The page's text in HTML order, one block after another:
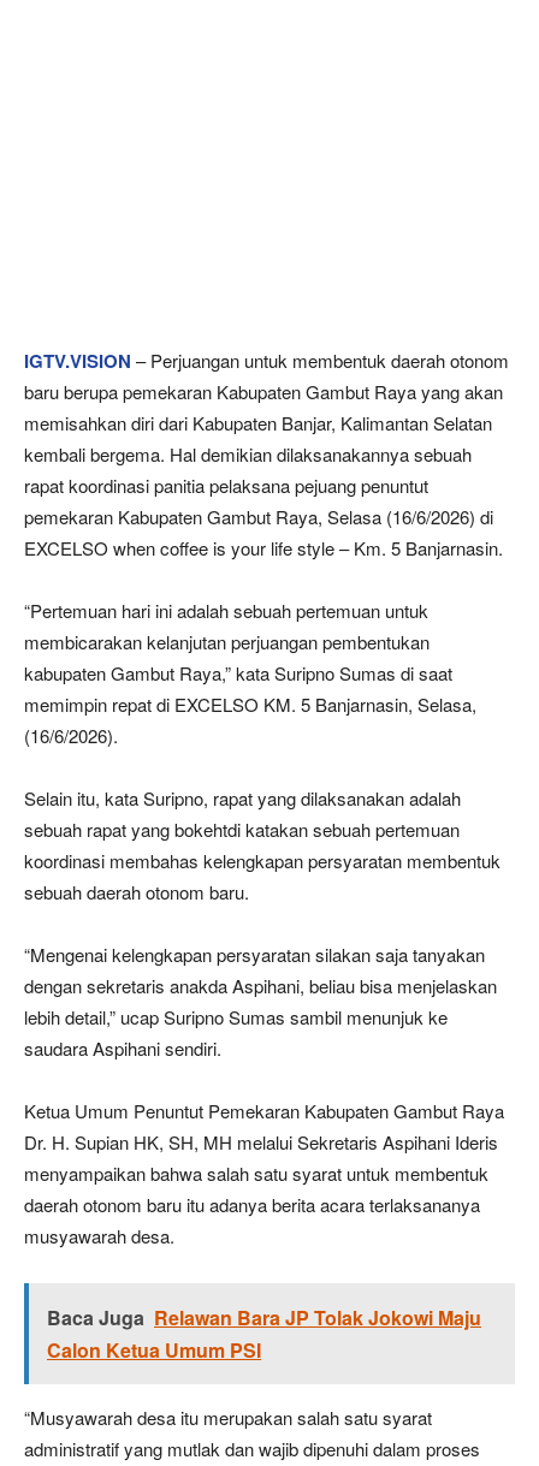
IGTV.VISION – Perjuangan untuk membentuk daerah otonom
baru berupa pemekaran Kabupaten Gambut Raya yang akan
memisahkan diri dari Kabupaten Banjar, Kalimantan Selatan
kembali bergema. Hal demikian dilaksanakannya sebuah
rapat koordinasi panitia pelaksana pejuang penuntut
pemekaran Kabupaten Gambut Raya, Selasa (16/6/2026) di
EXCELSO when coffee is your life style – Km. 5 Banjarnasin.
“Pertemuan hari ini adalah sebuah pertemuan untuk
membicarakan kelanjutan perjuangan pembentukan
kabupaten Gambut Raya,” kata Suripno Sumas di saat
memimpin repat di EXCELSO KM. 5 Banjarnasin, Selasa,
(16/6/2026).
Selain itu, kata Suripno, rapat yang dilaksanakan adalah
sebuah rapat yang bokehtdi katakan sebuah pertemuan
koordinasi membahas kelengkapan persyaratan membentuk
sebuah daerah otonom baru.
“Mengenai kelengkapan persyaratan silakan saja tanyakan
dengan sekretaris anakda Aspihani, beliau bisa menjelaskan
lebih detail,” ucap Suripno Sumas sambil menunjuk ke
saudara Aspihani sendiri.
Ketua Umum Penuntut Pemekaran Kabupaten Gambut Raya
Dr. H. Supian HK, SH, MH melalui Sekretaris Aspihani Ideris
menyampaikan bahwa salah satu syarat untuk membentuk
daerah otonom baru itu adanya berita acara terlaksananya
musyawarah desa.
Baca Juga Relawan Bara JP Tolak Jokowi Maju
Calon Ketua Umum PSI
“Musyawarah desa itu merupakan salah satu syarat
administratif yang mutlak dan wajib dipenuhi dalam proses